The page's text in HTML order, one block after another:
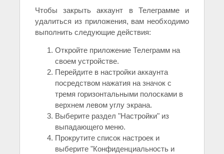
Чтобы закрыть аккаунт в Телеграмме и
удалиться из приложения, вам необходимо
выполнить следующие действия:
Откройте приложение Телеграмм на
своем устройстве.
Перейдите в настройки аккаунта
посредством нажатия на значок с
тремя горизонтальными полосками в
верхнем левом углу экрана.
Выберите раздел "Настройки" из
выпадающего меню.
Прокрутите список настроек и
выберите "Конфиденциальность и